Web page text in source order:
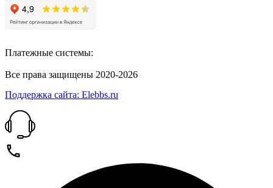
Платежные системы:
Все права защищены 2020-2026
Поддержка сайта: Elebbs.ru